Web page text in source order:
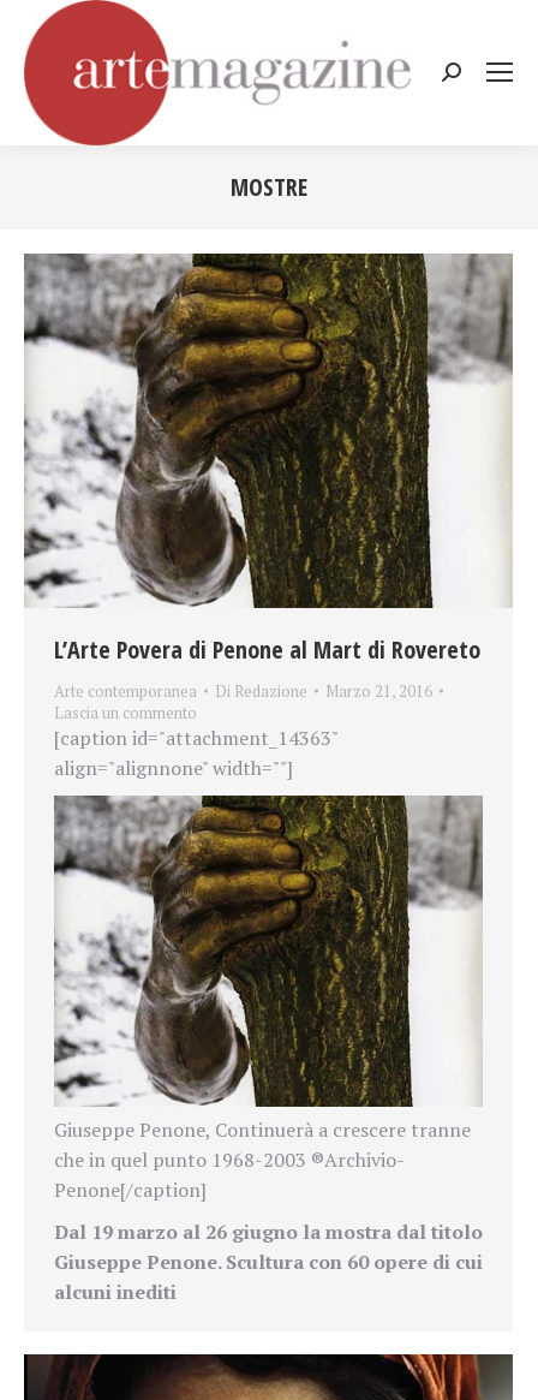
Cerca:
MOSTRE
L’Arte Povera di Penone al Mart di Rovereto
Arte contemporanea Di Redazione
Marzo 21, 2016
Lascia un commento
[caption id="attachment_14363"
align="alignnone" width=""]
Giuseppe Penone, Continuerà a crescere tranne
che in quel punto 1968-2003 ®Archivio-
Penone[/caption]
Dal 19 marzo al 26 giugno la mostra dal titolo
Giuseppe Penone. Scultura con 60 opere di cui
alcuni inediti